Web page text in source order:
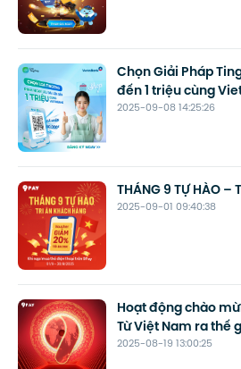
2025-09-08 14:25:26
Chọn Giải Pháp
đến 1 triệu cùng
2025-09-01 09:40:38
THÁNG 9 TỰ HÀO –
2025-08-19 13:00:25
Hoạt động chào
Từ Việt Nam ra thế